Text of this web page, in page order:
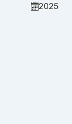
2025